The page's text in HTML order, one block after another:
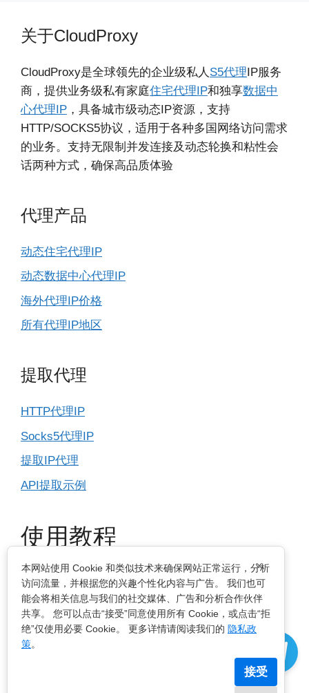
关于CloudProxy
CloudProxy是全球领先的企业级私人 S5代理IP服务
商，提供业务级私有家庭住宅代理IP和独享数据中
心代理IP ，具备城市级动态IP资源，支持
HTTP/SOCKS5协议，适用于各种多国网络访问需求
的业务。支持无限制并发连接及动态轮换和粘性会
话两种方式，确保高品质体验
代理产品
动态住宅代理IP
动态数据中心代理IP
海外代理IP价格
所有代理IP地区
提取代理
HTTP代理IP
Socks5代理IP
提取IP代理
API提取示例
使用教程
IP基本设置
指纹浏览器
电脑浏览器
×
本网站使用 Cookie 和类似技术来确保网站正常运行，分析
访问流量，并根据您的兴趣个性化内容与广告。 我们也可
能会将相关信息与我们的社交媒体、广告和分析合作伙伴
共享。 您可以点击“接受”同意使用所有 Cookie，或点击“拒
绝”仅使用必要 Cookie。 更多详情请阅读我们的 隐私政
策。
接受